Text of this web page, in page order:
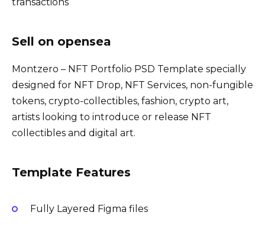
Sell on opensea
Montzero – NFT Portfolio PSD Template specially
designed for NFT Drop, NFT Services, non-fungible
tokens, crypto-collectibles, fashion, crypto art,
artists looking to introduce or release NFT
collectibles and digital art.
Template Features
Fully Layered Figma files